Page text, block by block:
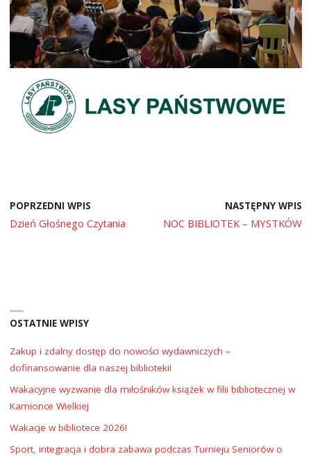
POPRZEDNI WPIS
Dzień Głośnego Czytania
NASTĘPNY WPIS
NOC BIBLIOTEK – MYSTKÓW
OSTATNIE WPISY
Zakup i zdalny dostęp do nowości wydawniczych –
dofinansowanie dla naszej biblioteki!
Wakacyjne wyzwanie dla miłośników książek w filii bibliotecznej w
Kamionce Wielkiej
Wakacje w bibliotece 2026!
Sport, integracja i dobra zabawa podczas Turnieju Seniorów o